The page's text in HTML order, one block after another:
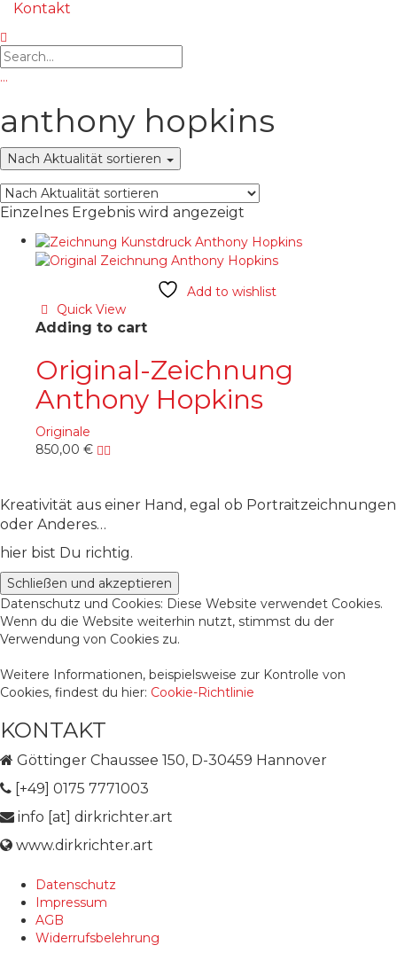
Kontakt
…
anthony hopkins
Nach Aktualität sortieren
Einzelnes Ergebnis wird angezeigt
Add to wishlist
Quick View
Adding to cart
Original-Zeichnung
Anthony Hopkins
Originale
850,00 €
Kreativität aus einer Hand, egal ob Portraitzeichnungen
oder Anderes…
hier bist Du richtig.
Datenschutz und Cookies: Diese Website verwendet Cookies.
Wenn du die Website weiterhin nutzt, stimmst du der
Verwendung von Cookies zu.
Weitere Informationen, beispielsweise zur Kontrolle von
Cookies, findest du hier: Cookie-Richtlinie
KONTAKT
Göttinger Chaussee 150, D-30459 Hannover
[+49] 0175 7771003
info [at] dirkrichter.art
www.dirkrichter.art
Datenschutz
Impressum
AGB
Widerrufsbelehrung